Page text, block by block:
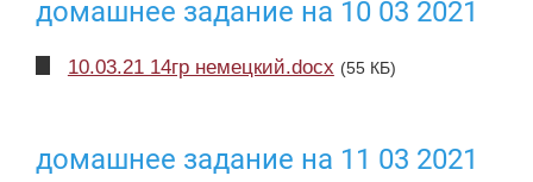
домашнее задание на 10 03 2021
10.03.21 14гр немецкий.docx (55 КБ)
домашнее задание на 11 03 2021